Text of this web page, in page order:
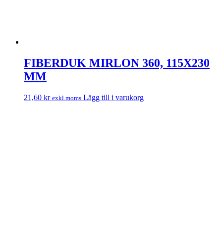
FIBERDUK MIRLON 360, 115X230
MM
21,60 kr exkl.moms Lägg till i varukorg